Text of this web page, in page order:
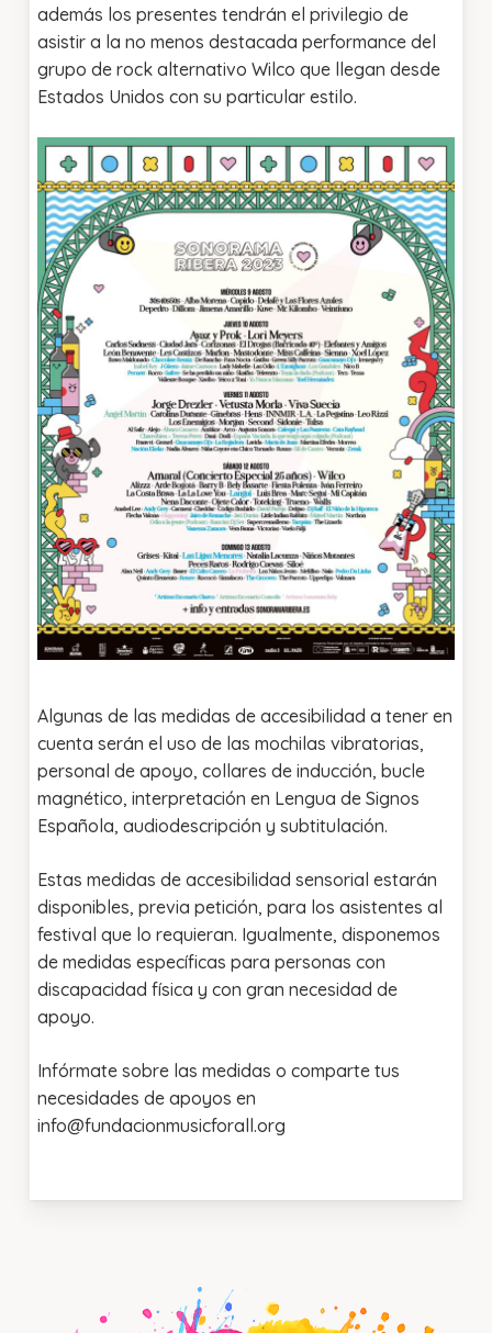
además los presentes tendrán el privilegio de
asistir a la no menos destacada performance del
grupo de rock alternativo Wilco que llegan desde
Estados Unidos con su particular estilo.
Algunas de las medidas de accesibilidad a tener en
cuenta serán el uso de las mochilas vibratorias,
personal de apoyo, collares de inducción, bucle
magnético, interpretación en Lengua de Signos
Española, audiodescripción y subtitulación.
Estas medidas de accesibilidad sensorial estarán
disponibles, previa petición, para los asistentes al
festival que lo requieran. Igualmente, disponemos
de medidas específicas para personas con
discapacidad física y con gran necesidad de
apoyo.
Infórmate sobre las medidas o comparte tus
necesidades de apoyos en
info@fundacionmusicforall.org